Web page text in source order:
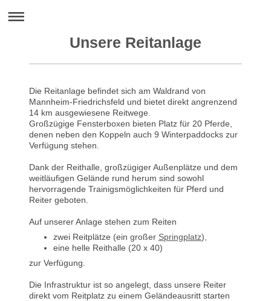
Unsere Reitanlage
Die Reitanlage befindet sich am Waldrand von
Mannheim-Friedrichsfeld und bietet direkt angrenzend
14 km ausgewiesene Reitwege.
Großzügige Fensterboxen bieten Platz für 20 Pferde,
denen neben den Koppeln auch 9 Winterpaddocks zur
Verfügung stehen.
Dank der Reithalle, großzügiger Außenplätze und dem
weitläufigen Gelände rund herum sind sowohl
hervorragende Trainigsmöglichkeiten für Pferd und
Reiter geboten.
Auf unserer Anlage stehen zum Reiten
zwei Reitplätze (ein großer Springplatz),
eine helle Reithalle (20 x 40)
zur Verfügung.
Die Infrastruktur ist so angelegt, dass unsere Reiter
direkt vom Reitplatz zu einem Geländeausritt starten